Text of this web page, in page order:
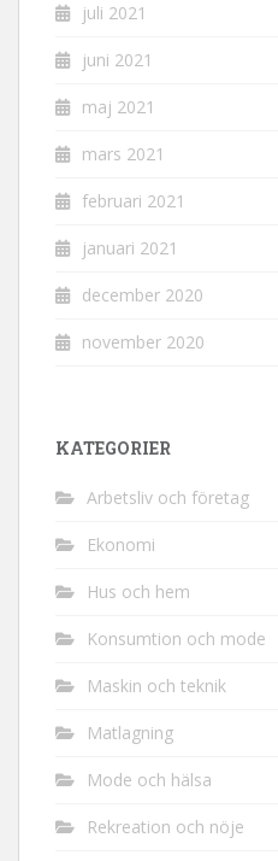
juli 2021
juni 2021
maj 2021
mars 2021
februari 2021
januari 2021
december 2020
november 2020
KATEGORIER
Arbetsliv och företag
Ekonomi
Hus och hem
Konsumtion och mode
Maskin och teknik
Matlagning
Mode och hälsa
Rekreation och nöje